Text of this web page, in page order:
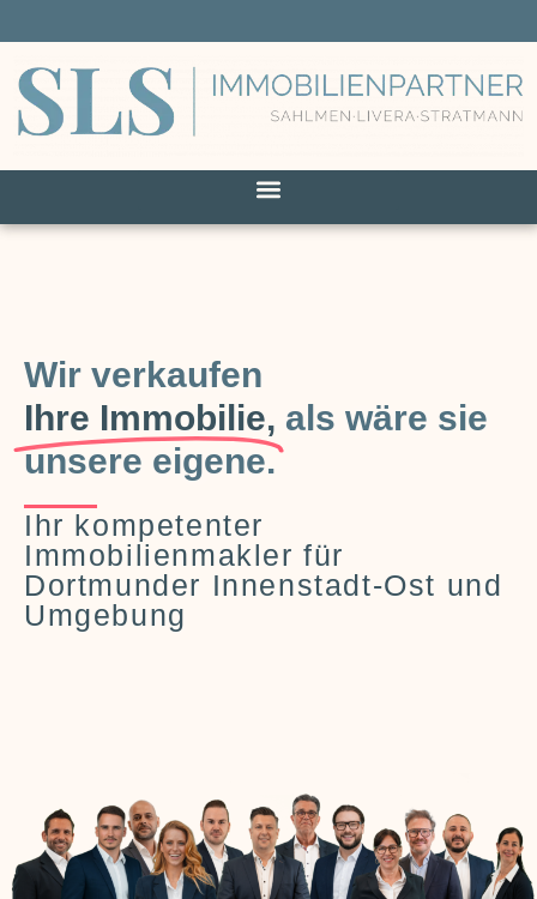
Wir verkaufen
Ihre Immobilie, als wäre sie
unsere eigene.
Ihr kompetenter
Immobilienmakler für
Dortmunder Innenstadt-Ost und
Umgebung